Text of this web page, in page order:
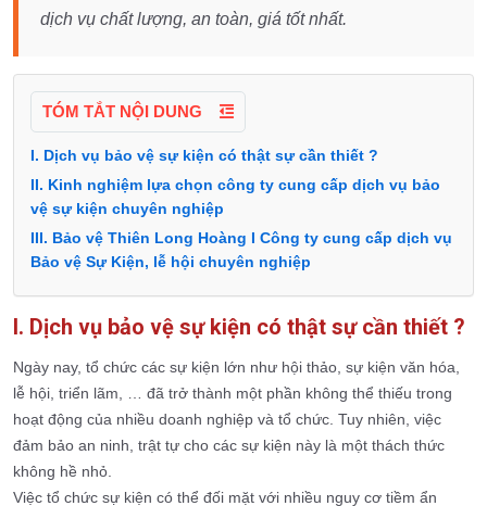
dịch vụ chất lượng, an toàn, giá tốt nhất.
TÓM TẮT NỘI DUNG
I. Dịch vụ bảo vệ sự kiện có thật sự cần thiết ?
II. Kinh nghiệm lựa chọn công ty cung cấp dịch vụ bảo
vệ sự kiện chuyên nghiệp
III. Bảo vệ Thiên Long Hoàng I Công ty cung cấp dịch vụ
Bảo vệ Sự Kiện, lễ hội chuyên nghiệp
I. Dịch vụ bảo vệ sự kiện có thật sự cần thiết ?
Ngày nay, tổ chức các sự kiện lớn như hội thảo, sự kiện văn hóa,
lễ hội, triển lãm, … đã trở thành một phần không thể thiếu trong
hoạt động của nhiều doanh nghiệp và tổ chức. Tuy nhiên, việc
đảm bảo an ninh, trật tự cho các sự kiện này là một thách thức
không hề nhỏ.
Việc tổ chức sự kiện có thể đối mặt với nhiều nguy cơ tiềm ẩn